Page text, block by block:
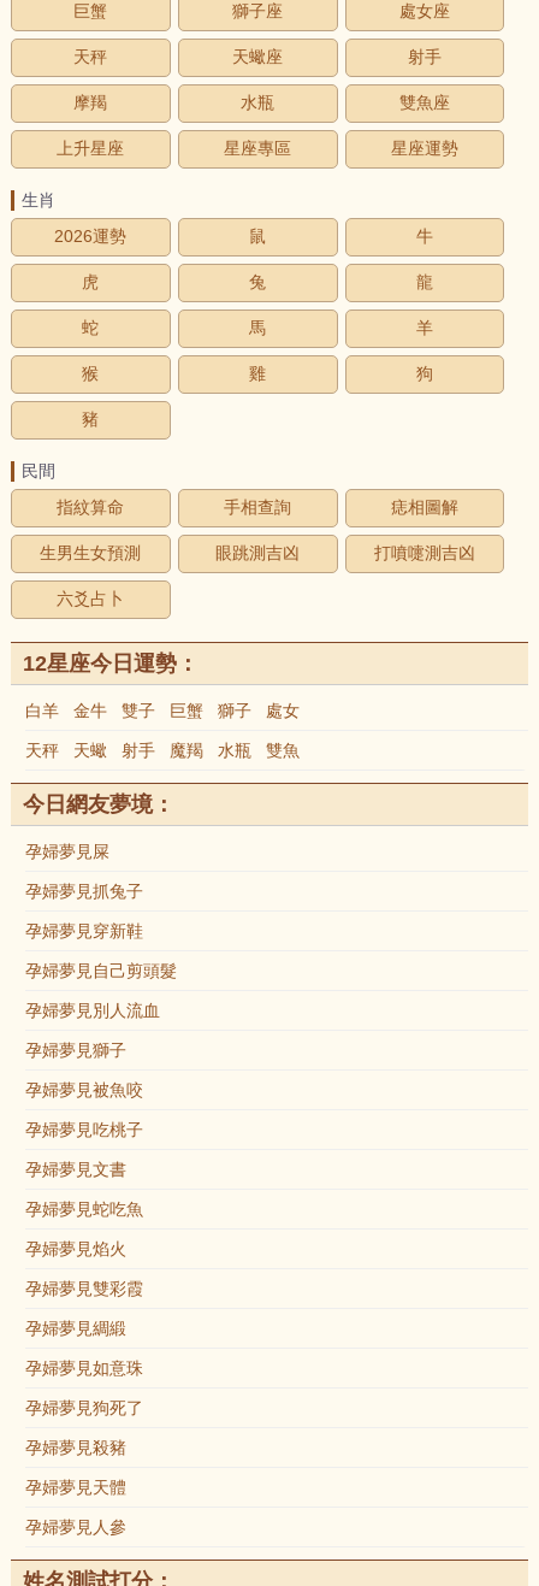
巨蟹 獅子座 處女座
天秤 天蠍座 射手
摩羯 水瓶 雙魚座
上升星座 星座專區 星座運勢
生肖
2026運勢
鼠 牛
虎 兔 龍
蛇 馬 羊
猴 雞 狗
豬
民間
指紋算命
手相查詢 痣相圖解
生男生女預測 眼跳測吉凶 打噴嚏測吉凶
六爻占卜
12星座今日運勢：
白羊 金牛 雙子 巨蟹 獅子 處女
天秤 天蠍 射手 魔羯 水瓶 雙魚
今日網友夢境：
孕婦夢見屎
孕婦夢見抓兔子
孕婦夢見穿新鞋
孕婦夢見自己剪頭髮
孕婦夢見別人流血
孕婦夢見獅子
孕婦夢見被魚咬
孕婦夢見吃桃子
孕婦夢見文書
孕婦夢見蛇吃魚
孕婦夢見焰火
孕婦夢見雙彩霞
孕婦夢見綢緞
孕婦夢見如意珠
孕婦夢見狗死了
孕婦夢見殺豬
孕婦夢見天體
孕婦夢見人參
姓名測試打分：